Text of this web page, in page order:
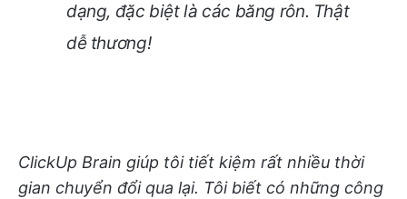
dạng, đặc biệt là các băng rôn. Thật
dễ thương!
ClickUp Brain giúp tôi tiết kiệm rất nhiều thời
gian chuyển đổi qua lại. Tôi biết có những công